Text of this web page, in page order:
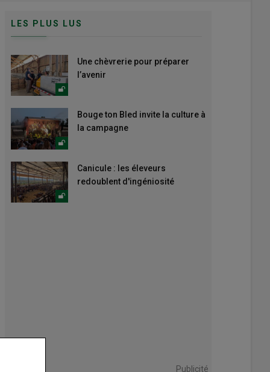
LES PLUS LUS
Une chèvrerie pour préparer
l’avenir
Bouge ton Bled invite la culture à
la campagne
Canicule : les éleveurs
redoublent d'ingéniosité
Publicité